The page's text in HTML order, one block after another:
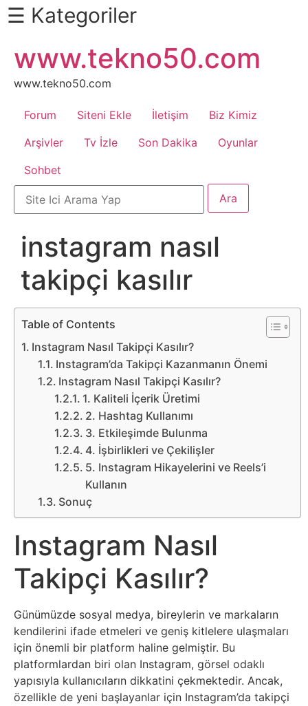
Daha
Fazlası
İçin
Kaydır
Android
Apk
Arabalar
Bankacılık
İşlemleri
Belgesel
Bilgi
Bilgisayar
Bilim
Bitcoin
Bitkiler
Çizgi
Film
Diğer
Sosyal
Medyalar
Din
☰ Kategoriler
atla
www.tekno50.com
www.tekno50.com
Forum Siteni Ekle İletişim
Biz Kimiz
Arşivler
Tv İzle Son Dakika
Oyunlar
Sohbet
instagram nasıl
takipçi kasılır
Table of Contents
Instagram Nasıl Takipçi Kasılır?
Instagram’da Takipçi Kazanmanın Önemi
Instagram Nasıl Takipçi Kasılır?
1. Kaliteli İçerik Üretimi
2. Hashtag Kullanımı
3. Etkileşimde Bulunma
4. İşbirlikleri ve Çekilişler
5. Instagram Hikayelerini ve Reels’i
Kullanın
Sonuç
Instagram Nasıl
Takipçi Kasılır?
Günümüzde sosyal medya, bireylerin ve markaların
kendilerini ifade etmeleri ve geniş kitlelere ulaşmaları
için önemli bir platform haline gelmiştir. Bu
platformlardan biri olan Instagram, görsel odaklı
yapısıyla kullanıcıların dikkatini çekmektedir. Ancak,
özellikle de yeni başlayanlar için Instagram’da takipçi